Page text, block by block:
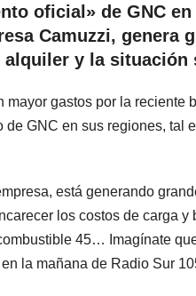
oficial» de GNC
Camuzzi, genera
alquiler y la situación
gastos por la reciente
GNC en sus regiones, tal
está generando
los costos de carga
45… Imagínate
la mañana de Radio Sur